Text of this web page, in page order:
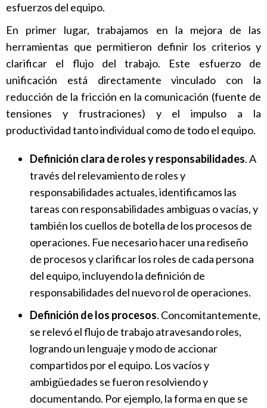
esfuerzos del equipo.
En primer lugar, trabajamos en la mejora de las
herramientas que permitieron definir los criterios y
clarificar el flujo del trabajo. Este esfuerzo de
unificación está directamente vinculado con la
reducción de la fricción en la comunicación (fuente de
tensiones y frustraciones) y el impulso a la
productividad tanto individual como de todo el equipo.
Definición clara de roles y responsabilidades. A
través del relevamiento de roles y
responsabilidades actuales, identificamos las
tareas con responsabilidades ambiguas o vacías, y
también los cuellos de botella de los procesos de
operaciones. Fue necesario hacer una rediseño
de procesos y clarificar los roles de cada persona
del equipo, incluyendo la definición de
responsabilidades del nuevo rol de operaciones.
Definición de los procesos. Concomitantemente,
se relevó el flujo de trabajo atravesando roles,
logrando un lenguaje y modo de accionar
compartidos por el equipo. Los vacíos y
ambigüedades se fueron resolviendo y
documentando. Por ejemplo, la forma en que se